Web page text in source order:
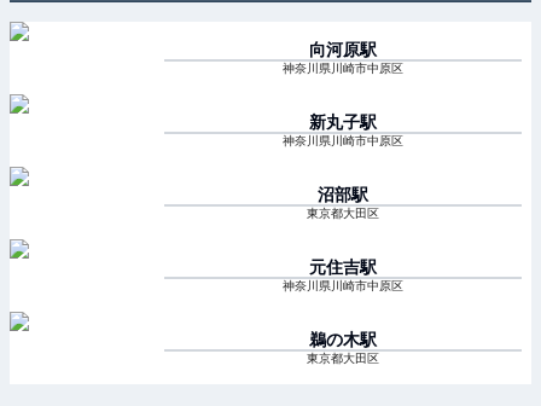
向河原駅
神奈川県川崎市中原区
新丸子駅
神奈川県川崎市中原区
沼部駅
東京都大田区
元住吉駅
神奈川県川崎市中原区
鵜の木駅
東京都大田区